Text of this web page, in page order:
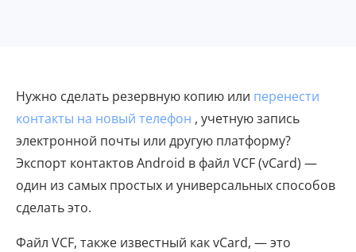
Нужно сделать резервную копию или перенести
контакты на новый телефон , учетную запись
электронной почты или другую платформу?
Экспорт контактов Android в файл VCF (vCard) —
один из самых простых и универсальных способов
сделать это.
Файл VCF, также известный как vCard, — это